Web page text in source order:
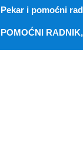
Pekar i pomoćni
POMOĆNI